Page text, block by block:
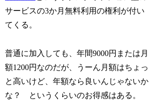
サービスの3か月無料利用の権利が付い
てくる。
普通に加入しても、年間9000円または月
額1200円なのだが、うーん月額はちょっ
と高いけど、年額なら良いんじゃないか
な？ というくらいのお得感はある。